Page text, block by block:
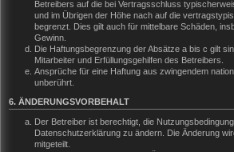
Betreibers auf die bei Vertragsschluss
und im Übrigen der Höhe nach auf die
begrenzt. Dies gilt auch für mittelbare Schäden,
Gewinn.
Die Haftungsbegrenzung der Absätze a bis c gilt
Mitarbeiter und Erfüllungsgehilfen des Betreibers.
Ansprüche für eine Haftung aus zwingendem
unberührt.
6. ÄNDERUNGSVORBEHALT
Der Betreiber ist berechtigt, die
Datenschutzerklärung zu ändern. Die Änderung
mitgeteilt.